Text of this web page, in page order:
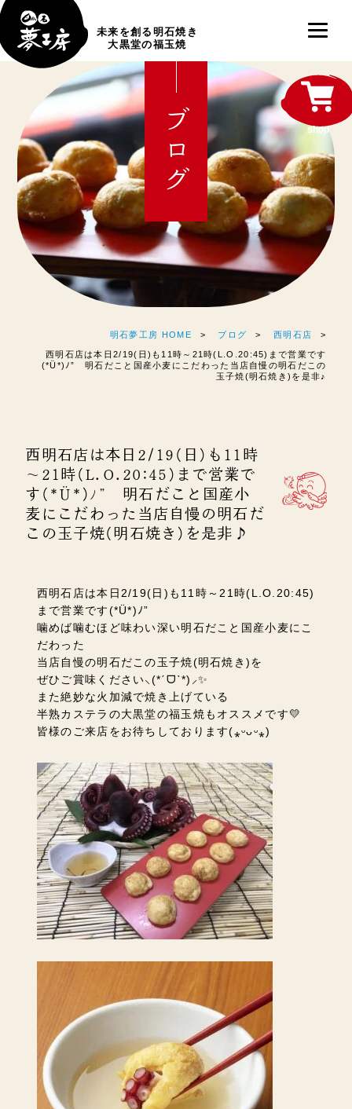
未来を創る明石焼き
大黒堂の福玉焼
ブログ
明石夢工房 HOME ブログ 西明石店
西明石店は本日2/19(日)も11時～21時(L.O.20:45)まで営業です
(*Ü*)ﾉ” 明石だこと国産小麦にこだわった当店自慢の明石だこの
玉子焼(明石焼き)を是非♪
西明石店は本日2/19(日)も11時
～21時(L.O.20:45)まで営業で
す(*Ü*)ﾉ” 明石だこと国産小
麦にこだわった当店自慢の明石だ
この玉子焼(明石焼き)を是非♪
西明石店は本日2/19(日)も11時～21時(L.O.20:45)
まで営業です(*Ü*)ﾉ”
噛めば噛むほど味わい深い明石だこと国産小麦にこ
だわった
当店自慢の明石だこの玉子焼(明石焼き)を
ぜひご賞味ください⸜(*ˊᗜˋ*)⸝✨
また絶妙な火加減で焼き上げている
半熟カステラの大黒堂の福玉焼もオススメです💛
皆様のご来店をお待ちしております(⁎ᵕᴗᵕ⁎)
shop